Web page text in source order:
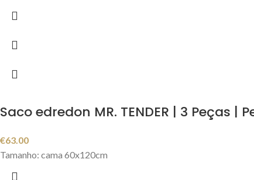
Saco edredon MR. TENDER | 3 Peças |
€63.00
Tamanho: cama 60x120cm